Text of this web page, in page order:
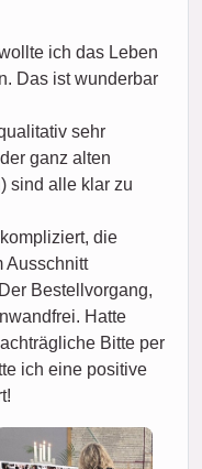
ich das Leben
Das ist wunderbar
sehr
ganz alten
sind alle klar zu
die
Ausschnitt
Bestellvorgang,
Hatte
Bitte per
ich eine positive